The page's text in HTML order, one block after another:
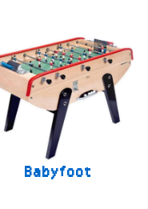
Babyfoot